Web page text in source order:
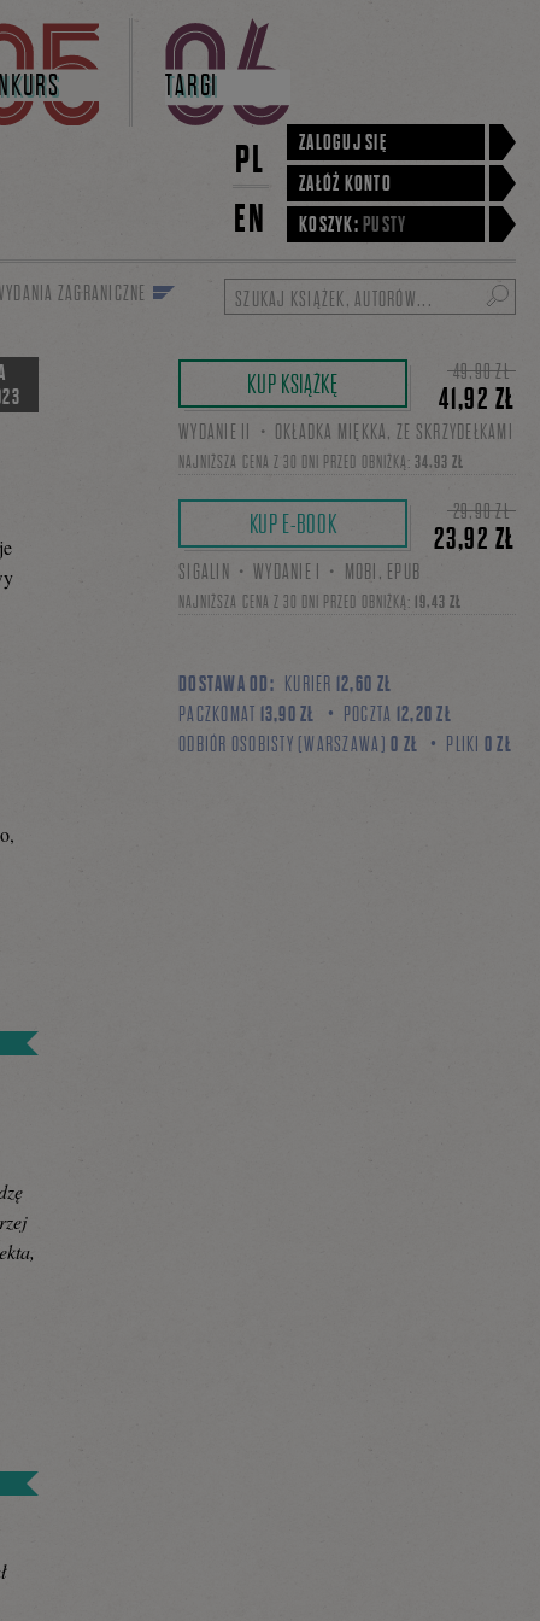
TARGI
PL
EN
ZALOGUJ SIĘ
ZAŁÓŻ KONTO
KOSZYK: PUSTY
ZAGRANICZNE
KUP KSIĄŻKĘ 49,90 ZŁ
41,92 ZŁ
WYDANIE II・OKŁADKA MIĘKKA, ZE SKRZYDEŁKAMI
NAJNIŻSZA CENA Z 30 DNI PRZED OBNIŻKĄ: 34,93 ZŁ
KUP E-BOOK 29,90 ZŁ
23,92 ZŁ
SIGALIN・WYDANIE I・MOBI, EPUB
NAJNIŻSZA CENA Z 30 DNI PRZED OBNIŻKĄ: 19,43 ZŁ
DOSTAWA OD: KURIER 12,60 ZŁ
PACZKOMAT 13,90 ZŁ POCZTA 12,20 ZŁ
ODBIÓR OSOBISTY (WARSZAWA) 0 ZŁ PLIKI 0 ZŁ